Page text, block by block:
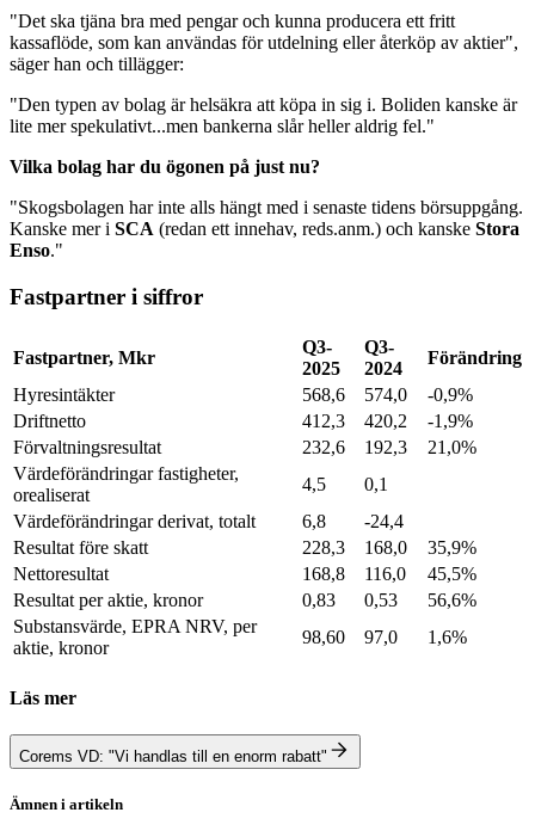
"Det ska tjäna bra med pengar och kunna producera ett fritt
kassaflöde, som kan användas för utdelning eller återköp av aktier",
säger han och tillägger:
"Den typen av bolag är helsäkra att köpa in sig i. Boliden kanske är
lite mer spekulativt...men bankerna slår heller aldrig fel."
Vilka bolag har du ögonen på just nu?
"Skogsbolagen har inte alls hängt med i senaste tidens börsuppgång.
Kanske mer i SCA (redan ett innehav, reds.anm.) och kanske Stora
Enso."
Fastpartner i siffror
Fastpartner, Mkr
Q3-
2025
Q3-
2024
Förändring
Hyresintäkter
568,6 574,0
-0,9%
Driftnetto
412,3 420,2
-1,9%
Förvaltningsresultat
232,6 192,3
21,0%
Värdeförändringar fastigheter,
orealiserat
4,5
0,1
Värdeförändringar derivat, totalt
6,8
-24,4
Resultat före skatt
228,3 168,0
35,9%
Nettoresultat
168,8 116,0
45,5%
Resultat per aktie, kronor
0,83 0,53
56,6%
Substansvärde, EPRA NRV, per
aktie, kronor
98,60 97,0 1,6%
Läs mer
Corems VD: "Vi handlas till en enorm rabatt"
Ämnen i artikeln